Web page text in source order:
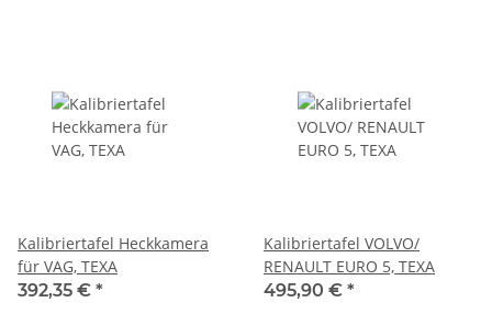
Kalibriertafel Heckkamera
für VAG, TEXA
392,35 € *
Kalibriertafel VOLVO/
RENAULT EURO 5, TEXA
495,90 € *